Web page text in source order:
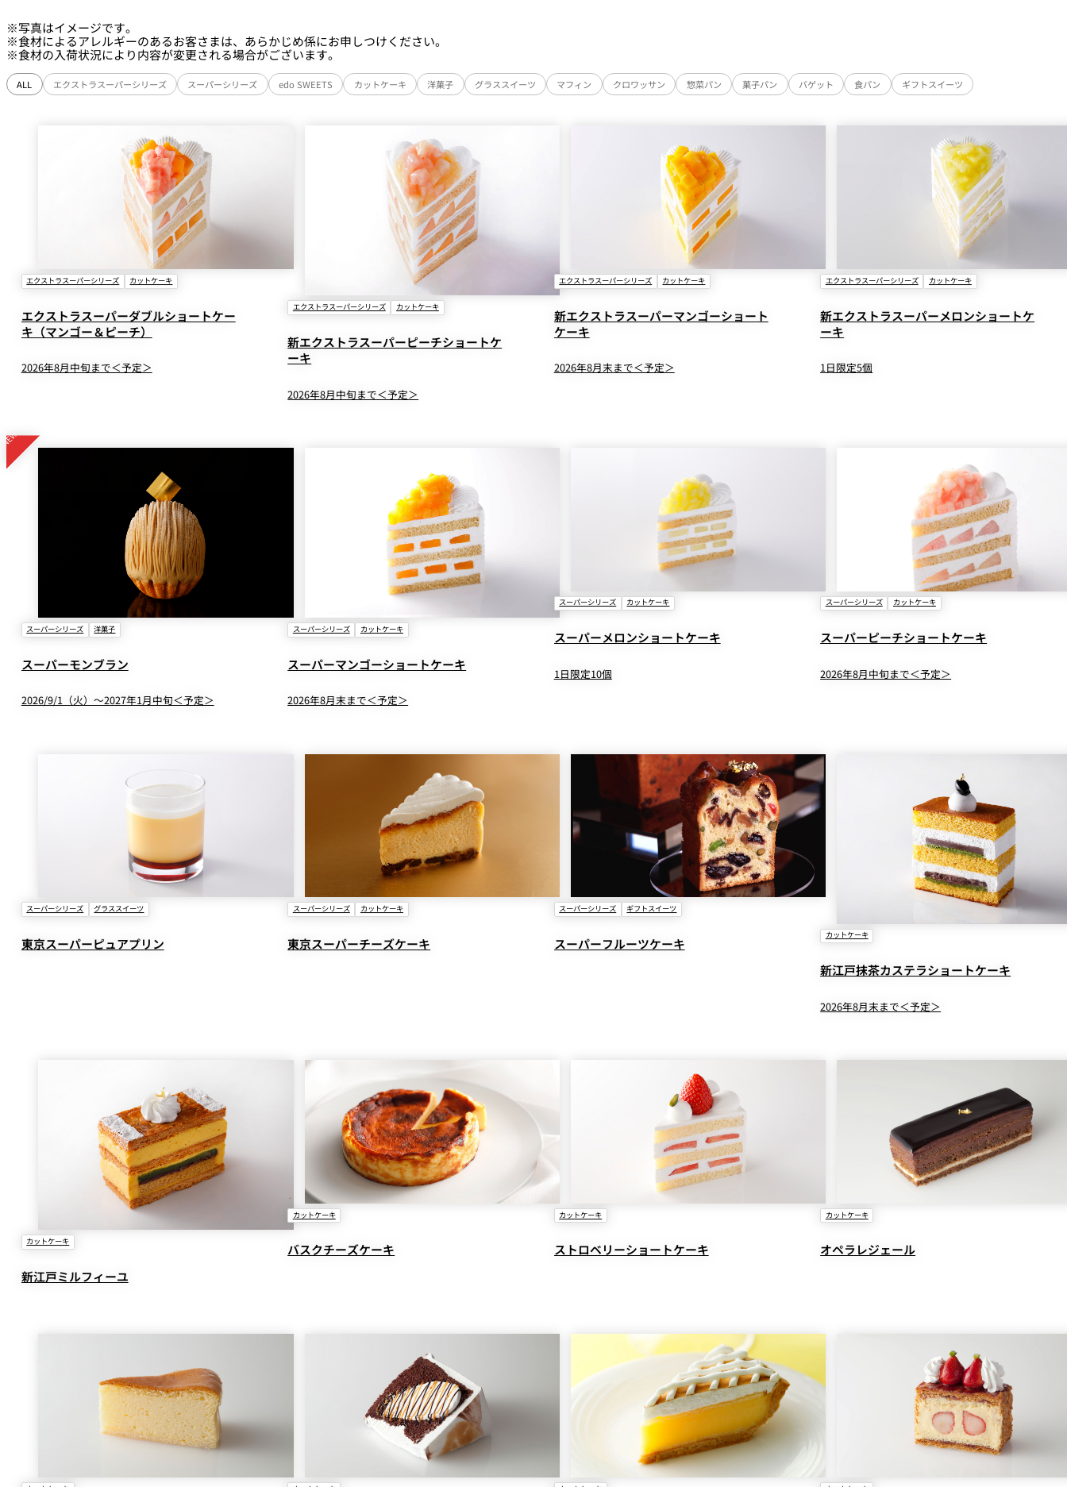
※写真はイメージです。
※食材によるアレルギーのあるお客さまは、あらかじめ係にお申しつけください。
※食材の入荷状況により内容が変更される場合がございます。
ALL エクストラスーパーシリーズ スーパーシリーズ edo SWEETS カットケーキ 洋菓子 グラススイーツ マフィン クロワッサン 惣菜パン 菓子パン バゲット 食パン ギフトスイーツ
エクストラスーパーシリーズ カットケーキ
エクストラスーパーダブルショートケー
キ（マンゴー＆ピーチ）
2026年8月中旬まで＜予定＞
エクストラスーパーシリーズ カットケーキ
新エクストラスーパーピーチショートケ
ーキ
2026年8月中旬まで＜予定＞
エクストラスーパーシリーズ カットケーキ
新エクストラスーパーマンゴーショート
ケーキ
2026年8月末まで＜予定＞
エクストラスーパーシリーズ カットケーキ
新エクストラスーパーメロンショートケ
ーキ
1日限定5個
スーパーシリーズ 洋菓子
スーパーモンブラン
2026/9/1（火）～2027年1月中旬＜予定＞
スーパーシリーズ カットケーキ
スーパーマンゴーショートケーキ
2026年8月末まで＜予定＞
スーパーシリーズ カットケーキ
スーパーメロンショートケーキ
1日限定10個
スーパーシリーズ カットケーキ
スーパーピーチショートケーキ
2026年8月中旬まで＜予定＞
スーパーシリーズ グラススイーツ
東京スーパーピュアプリン
スーパーシリーズ カットケーキ
東京スーパーチーズケーキ
スーパーシリーズ ギフトスイーツ
スーパーフルーツケーキ
カットケーキ
新江戸抹茶カステラショートケーキ
2026年8月末まで＜予定＞
カットケーキ
新江戸ミルフィーユ
カットケーキ
バスクチーズケーキ
カットケーキ
ストロベリーショートケーキ
カットケーキ
オペラレジェール